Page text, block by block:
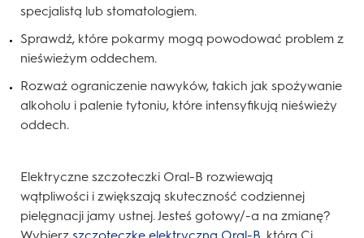
specjalistą lub stomatologiem.
Sprawdź, które pokarmy mogą powodować problem z
nieświeżym oddechem.
Rozważ ograniczenie nawyków, takich jak spożywanie
alkoholu i palenie tytoniu, które intensyfikują nieświeży
oddech.
Elektryczne szczoteczki Oral-B rozwiewają
wątpliwości i zwiększają skuteczność codziennej
pielęgnacji jamy ustnej. Jesteś gotowy/-a na zmianę?